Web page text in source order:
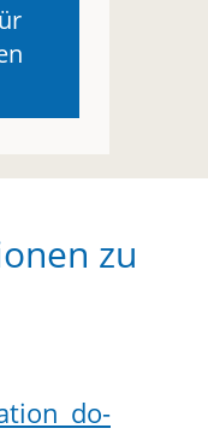
zu